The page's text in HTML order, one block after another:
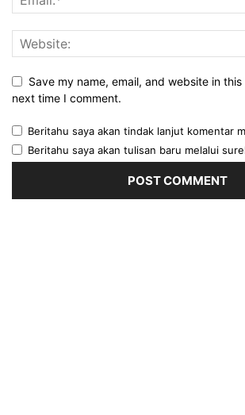
Save my name, email, and website in
next time I comment.
Beritahu saya akan tindak lanjut komentar
Beritahu saya akan tulisan baru melalui